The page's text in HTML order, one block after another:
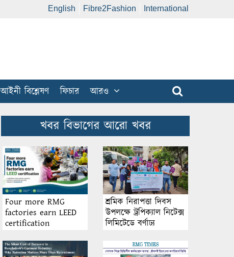
English Fibre2Fashion International
আইনী বিশ্লেষণ ফিচার আরও
খবর বিভাগের আরো খবর
Four more RMG
factories earn LEED
certification
শ্রমিক নিরাপত্তা দিবস
উপলক্ষে ট্রপিক্যাল নিটেক্স
লিমিটেডে বর্ণাঢ্য